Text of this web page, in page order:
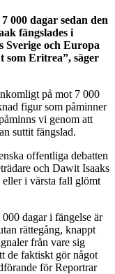
000 dagar sedan den
fängslades i
och Europa
som Eritrea”, säger
på mot 7 000
figur som påminner
vi genom att
suttit fängslad.
offentliga debatten
och Dawit Isaaks
i värsta fall glömt
dagar i fängelse är
rättegång, knappt
från vare sig
de faktiskt gör något
för Reportrar